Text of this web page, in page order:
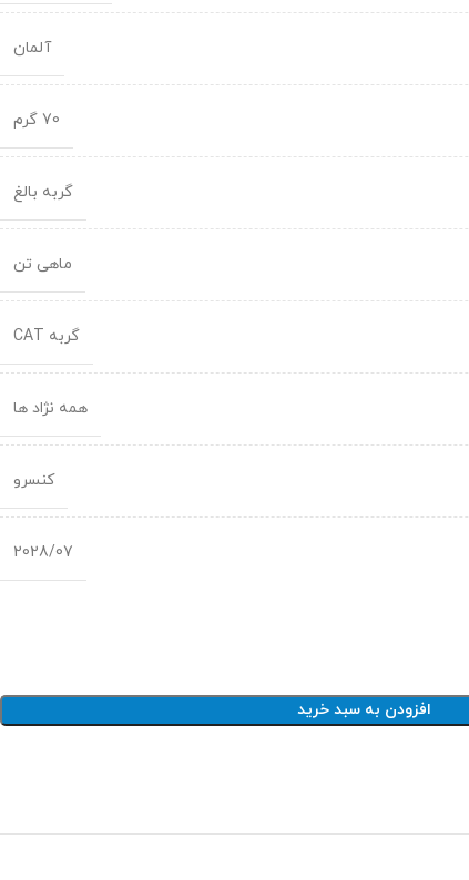
آلمان
70 گرم
گربه بالغ
ماهی تن
گربه CAT
همه نژاد ها
کنسرو
2028/07
افزودن به سبد خرید